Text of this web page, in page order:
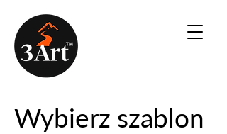
Wybierz szablon